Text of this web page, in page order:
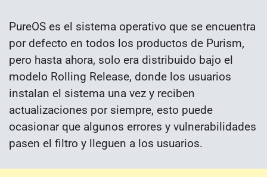
PureOS es el sistema operativo que se encuentra
por defecto en todos los productos de Purism,
pero hasta ahora, solo era distribuido bajo el
modelo Rolling Release, donde los usuarios
instalan el sistema una vez y reciben
actualizaciones por siempre, esto puede
ocasionar que algunos errores y vulnerabilidades
pasen el filtro y lleguen a los usuarios.